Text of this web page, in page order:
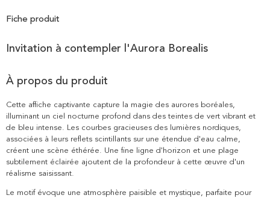
Fiche produit
Invitation à contempler l'Aurora Borealis
À propos du produit
Cette affiche captivante capture la magie des aurores boréales,
illuminant un ciel nocturne profond dans des teintes de vert vibrant et
de bleu intense. Les courbes gracieuses des lumières nordiques,
associées à leurs reflets scintillants sur une étendue d'eau calme,
créent une scène éthérée. Une fine ligne d'horizon et une plage
subtilement éclairée ajoutent de la profondeur à cette œuvre d'un
réalisme saisissant.
Le motif évoque une atmosphère paisible et mystique, parfaite pour